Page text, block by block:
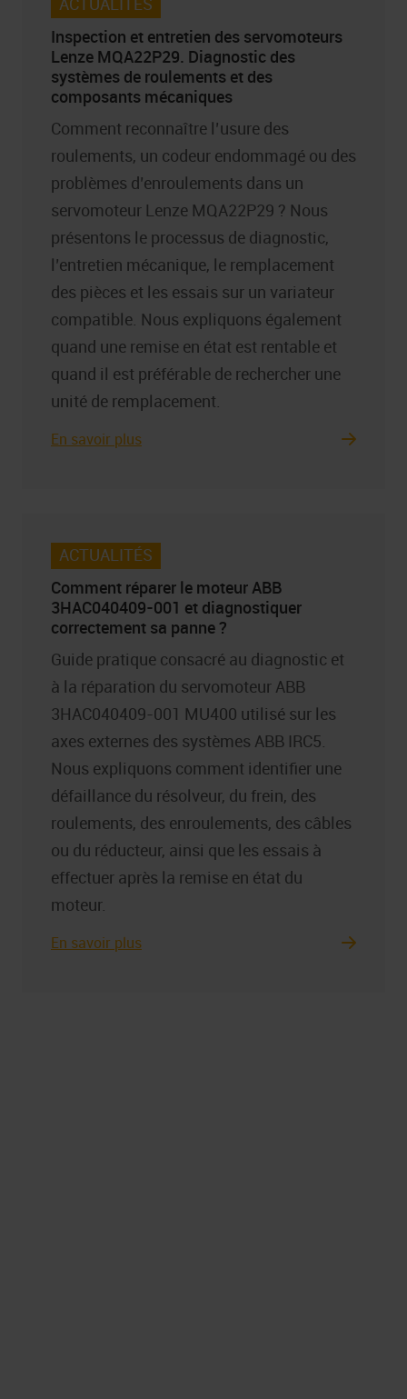
Inspection et entretien des servomoteurs
Lenze MQA22P29. Diagnostic des
systèmes de roulements et des
composants mécaniques
Comment reconnaître l’usure des
roulements, un codeur endommagé ou des
problèmes d’enroulements dans un
servomoteur Lenze MQA22P29 ? Nous
présentons le processus de diagnostic,
l’entretien mécanique, le remplacement
des pièces et les essais sur un variateur
compatible. Nous expliquons également
quand une remise en état est rentable et
quand il est préférable de rechercher une
unité de remplacement.
En savoir plus
ACTUALITÉS
Comment réparer le moteur ABB
3HAC040409-001 et diagnostiquer
correctement sa panne ?
Guide pratique consacré au diagnostic et
à la réparation du servomoteur ABB
3HAC040409-001 MU400 utilisé sur les
axes externes des systèmes ABB IRC5.
Nous expliquons comment identifier une
défaillance du résolveur, du frein, des
roulements, des enroulements, des câbles
ou du réducteur, ainsi que les essais à
effectuer après la remise en état du
moteur.
En savoir plus